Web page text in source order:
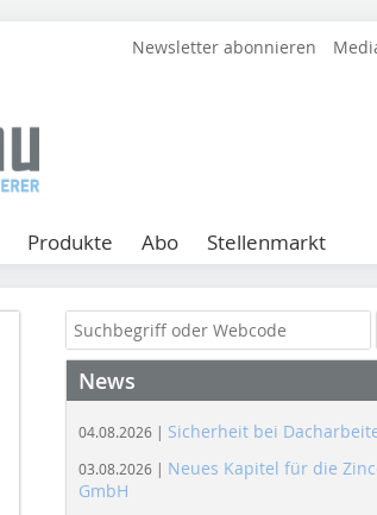
Newsletter abonnieren
Produkte Abo Stellenmarkt
News
04.08.2026 | Sicherheit bei
03.08.2026 | Neues Kapitel für die
GmbH